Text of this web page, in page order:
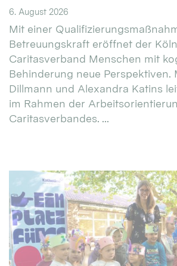
6. August 2026
Mit einer
Betreuungskraft eröffnet der
Caritasverband Menschen mit
Behinderung neue Perspektiven.
Dillmann und Alexandra Katins
im Rahmen der
Caritasverbandes. ...